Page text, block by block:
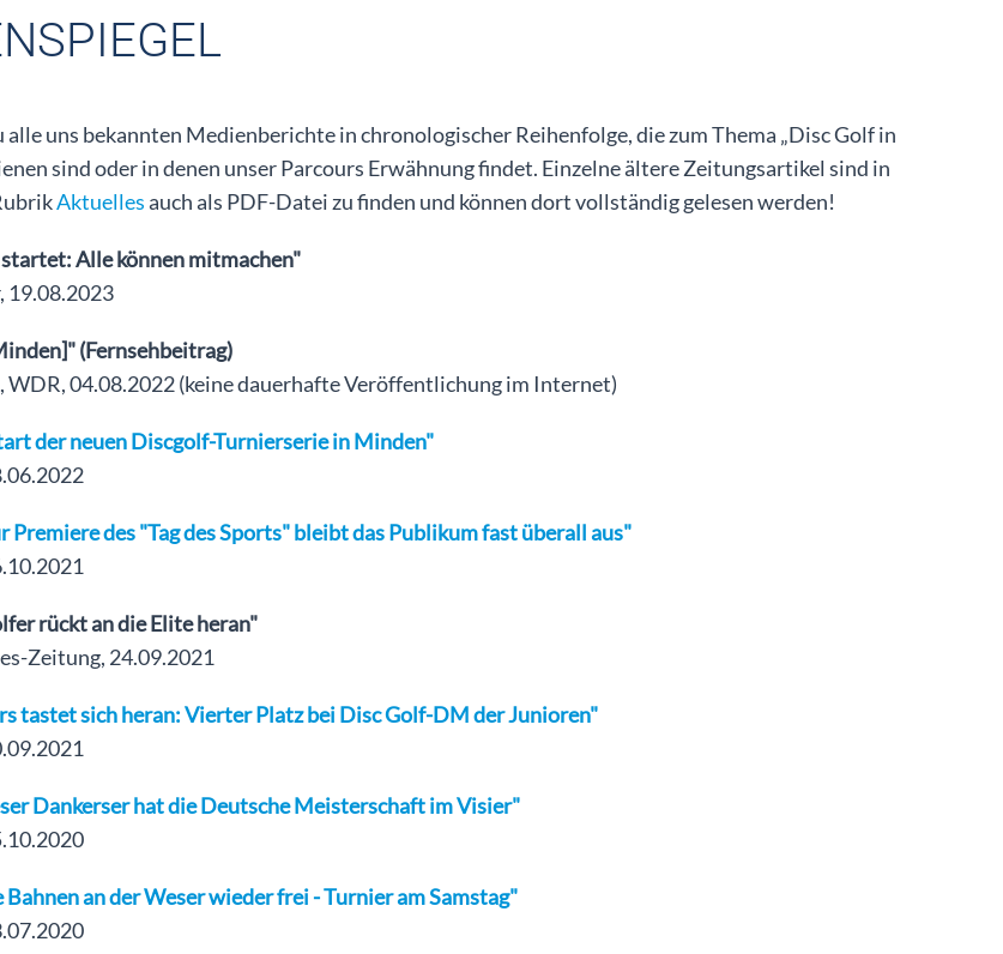
uns bekannten Medienberichte in chronologischer Reihenfolge, die zum Thema „Disc Golf in
sind oder in denen unser Parcours Erwähnung findet. Einzelne ältere Zeitungsartikel sind in
Aktuellesauch als PDF-Datei zu finden und können dort vollständig gelesen werden!
Alle können mitmachen"
19.08.2023
(Fernsehbeitrag)
WDR, 04.08.2022 (keine dauerhafte Veröffentlichung im Internet)
der neuen Discgolf-Turnierserie in Minden"
Premiere des "Tag des Sports" bleibt das Publikum fast überall aus"
rückt an die Elite heran"
Zeitung, 24.09.2021
tastet sich heran: Vierter Platz bei Disc Golf-DM der Junioren"
Dankerser hat die Deutsche Meisterschaft im Visier"
an der Weser wieder frei - Turnier am Samstag"